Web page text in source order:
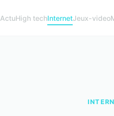
ActuHigh techInternetJeux-video